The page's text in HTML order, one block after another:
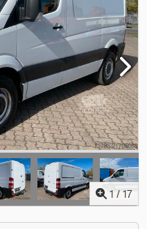
1 / 17